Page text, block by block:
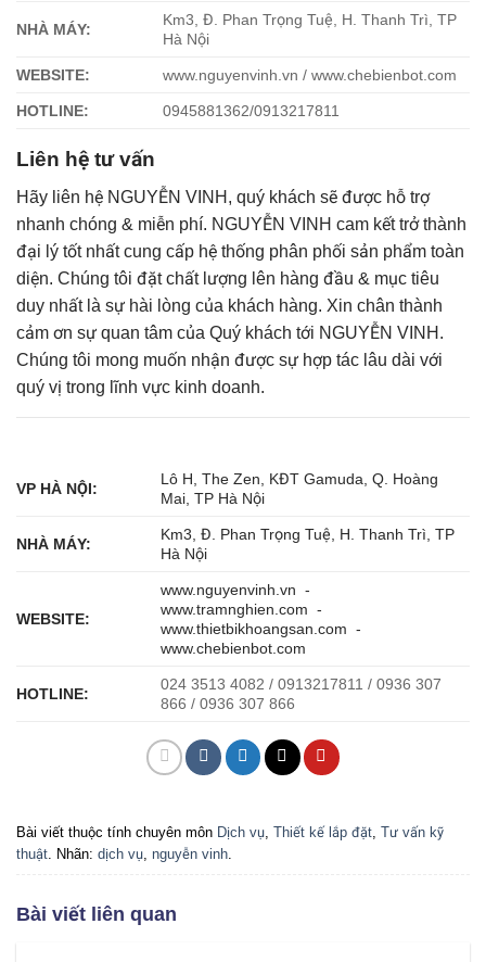
NHÀ MÁY:
Km3, Đ. Phan Trọng Tuệ, H. Thanh Trì, TP
Hà Nội
WEBSITE: www.nguyenvinh.vn / www.chebienbot.com
HOTLINE: 0945881362/0913217811
Liên hệ tư vấn
Hãy liên hệ NGUYỄN VINH, quý khách sẽ được hỗ trợ
nhanh chóng & miễn phí. NGUYỄN VINH cam kết trở thành
đại lý tốt nhất cung cấp hệ thống phân phối sản phẩm toàn
diện. Chúng tôi đặt chất lượng lên hàng đầu & mục tiêu
duy nhất là sự hài lòng của khách hàng. Xin chân thành
cảm ơn sự quan tâm của Quý khách tới NGUYỄN VINH.
Chúng tôi mong muốn nhận được sự hợp tác lâu dài với
quý vị trong lĩnh vực kinh doanh.
VP HÀ NỘI:
Lô H, The Zen, KĐT Gamuda, Q. Hoàng
Mai, TP Hà Nội
NHÀ MÁY:
Km3, Đ. Phan Trọng Tuệ, H. Thanh Trì, TP
Hà Nội
WEBSITE:
www.nguyenvinh.vn -
www.tramnghien.com -
www.thietbikhoangsan.com -
www.chebienbot.com
HOTLINE:
024 3513 4082 / 0913217811 / 0936 307
866 / 0936 307 866
Bài viết thuộc tính chuyên môn Dịch vụ, Thiết kế lắp đặt, Tư vấn kỹ
thuật. Nhãn: dịch vụ, nguyễn vinh.
Bài viết liên quan